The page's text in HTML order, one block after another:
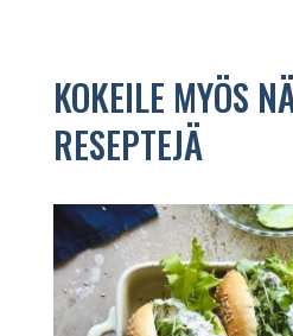
KOKEILE MYÖS
RESEPTEJÄ